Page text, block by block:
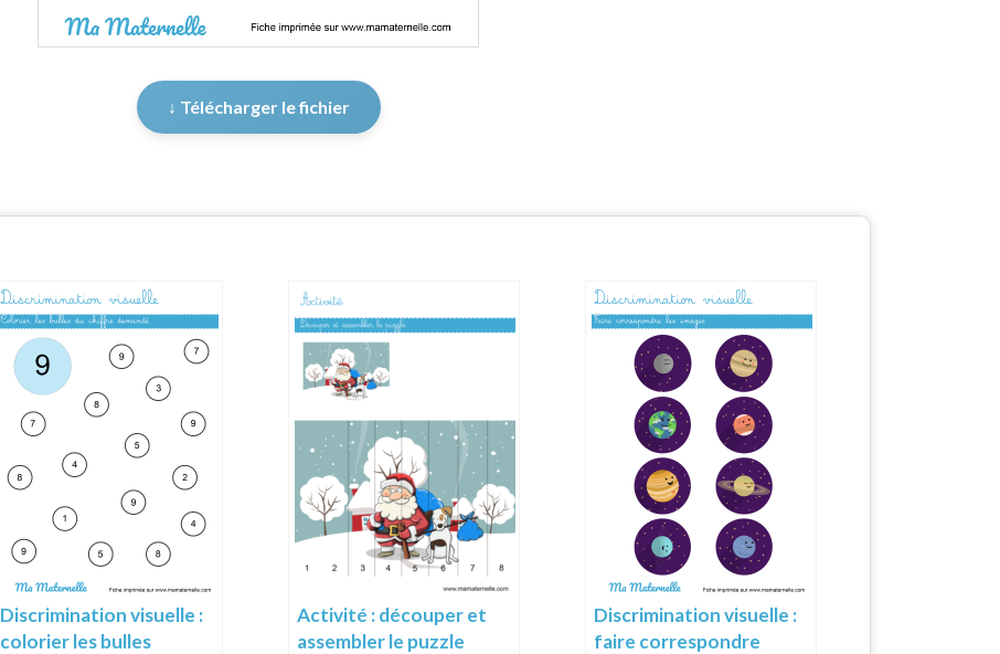
↓ Télécharger le fichier
Discrimination visuelle :
colorier les bulles
Activité : découper et
assembler le puzzle
Discrimination visuelle :
faire correspondre